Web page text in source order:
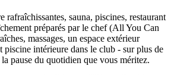
rafraîchissantes, sauna, piscines, restaurant
préparés par le chef (All You Can
massages, un espace extérieur
piscine intérieure dans le club - sur plus de
pause du quotidien que vous méritez.